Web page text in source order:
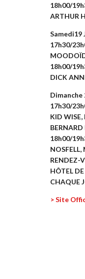
18h00/
ARTHUR
Samedi19
17h30/
18h00/
DICK
Dimanche
17h30/
KID WISE,
BERNARD
18h00/
NOSFELL,
RENDEZ-
HÔTEL
CHAQUE
> Site